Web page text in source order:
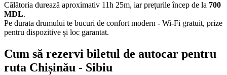
Călătoria durează aproximativ 11h 25m, iar prețurile încep de la 700
MDL.
Pe durata drumului te bucuri de confort modern - Wi-Fi gratuit, prize
pentru dispozitive și loc garantat.
Cum să rezervi biletul de autocar pentru
ruta Chișinău - Sibiu